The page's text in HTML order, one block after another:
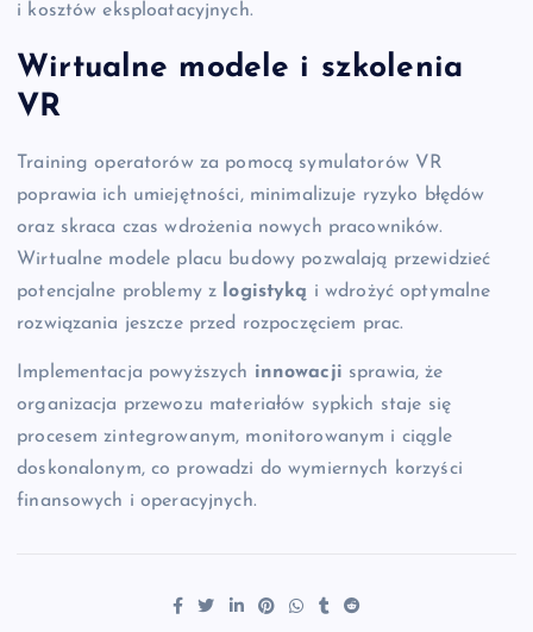
i kosztów eksploatacyjnych.
Wirtualne modele i szkolenia
VR
Training operatorów za pomocą symulatorów VR
poprawia ich umiejętności, minimalizuje ryzyko błędów
oraz skraca czas wdrożenia nowych pracowników.
Wirtualne modele placu budowy pozwalają przewidzieć
potencjalne problemy z logistyką i wdrożyć optymalne
rozwiązania jeszcze przed rozpoczęciem prac.
Implementacja powyższych innowacji sprawia, że
organizacja przewozu materiałów sypkich staje się
procesem zintegrowanym, monitorowanym i ciągle
doskonalonym, co prowadzi do wymiernych korzyści
finansowych i operacyjnych.